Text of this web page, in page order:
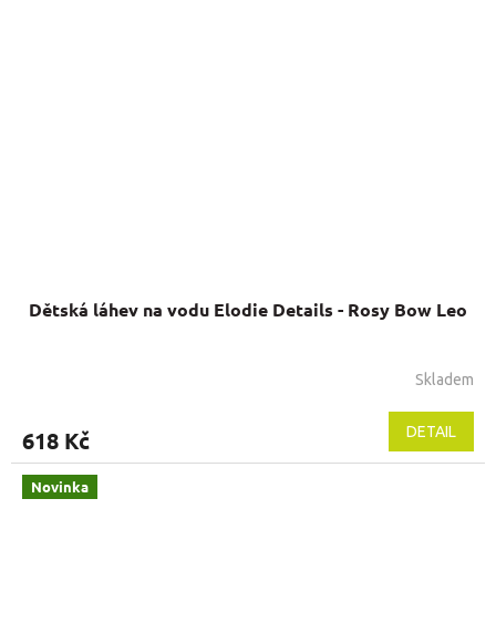
Dětská láhev na vodu Elodie Details - Rosy Bow Leo
Skladem
618 Kč DETAIL
Novinka